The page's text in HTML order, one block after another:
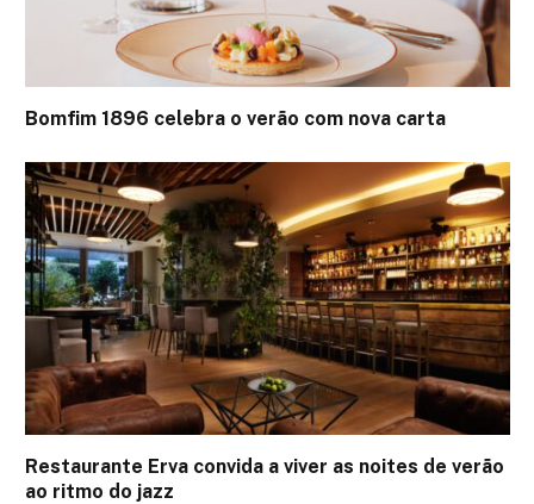
Bomfim 1896 celebra o verão com nova carta
Restaurante Erva convida a viver as noites de verão
ao ritmo do jazz